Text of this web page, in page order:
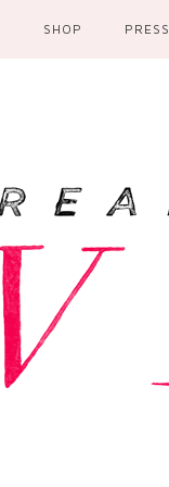
SHOP